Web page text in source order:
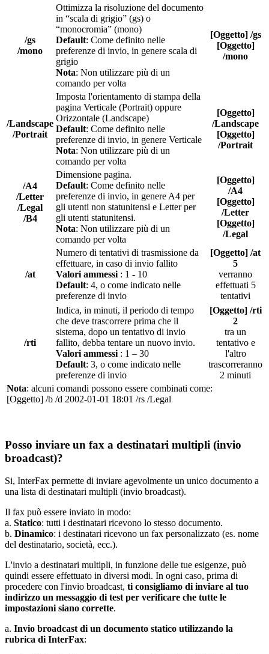
/gs
/mono
Ottimizza la risoluzione del documento
in “scala di grigio” (gs) o
“monocromia” (mono)
Default: Come definito nelle
preferenze di invio, in genere scala di
grigio
Nota: Non utilizzare più di un
comando per volta
[Oggetto] /gs
[Oggetto]
/mono
/Landscape
/Portrait
Imposta l'orientamento di stampa della
pagina Verticale (Portrait) oppure
Orizzontale (Landscape)
Default: Come definito nelle
preferenze di invio, in genere Verticale
Nota: Non utilizzare più di un
comando per volta
[Oggetto]
/Landscape
[Oggetto]
/Portrait
/A4
/Letter
/Legal
/B4
Dimensione pagina.
Default: Come definito nelle
preferenze di invio, in genere A4 per
gli utenti non statunitensi e Letter per
gli utenti statunitensi.
Nota: Non utilizzare più di un
comando per volta
[Oggetto]
/A4
[Oggetto]
/Letter
[Oggetto]
/Legal
/at
Numero di tentativi di trasmissione da
effettuare, in caso di invio fallito
Valori ammessi : 1 - 10
Default: 4, o come indicato nelle
preferenze di invio
[Oggetto] /at
5
verranno
effettuati 5
tentativi
/rti
Indica, in minuti, il periodo di tempo
che deve trascorrere prima che il
sistema, dopo un tentativo di invio
fallito, debba tentare un nuovo invio.
Valori ammessi : 1 – 30
Default: 3, o come indicato nelle
preferenze di invio
[Oggetto] /rti
2
tra un
tentativo e
l'altro
trascorreranno
2 minuti
Nota: alcuni comandi possono essere combinati come:
[Oggetto] /b /d 2002-01-01 18:01 /rs /Legal
Posso inviare un fax a destinatari multipli (invio
broadcast)?
Si, InterFax permette di inviare agevolmente un unico documento a
una lista di destinatari multipli (invio broadcast).
Il fax può essere inviato in modo:
a. Statico: tutti i destinatari ricevono lo stesso documento.
b. Dinamico: i destinatari ricevono un fax personalizzato (es. nome
del destinatario, società, ecc.).
L'invio a destinatari multipli, in funzione delle tue esigenze, può
quindi essere effettuato in diversi modi. In ogni caso, prima di
procedere con l'invio broadcast, ti consigliamo di inviare al tuo
indirizzo un messaggio di test per verificare che tutte le
impostazioni siano corrette.
a. Invio broadcast di un documento statico utilizzando la
rubrica di InterFax: